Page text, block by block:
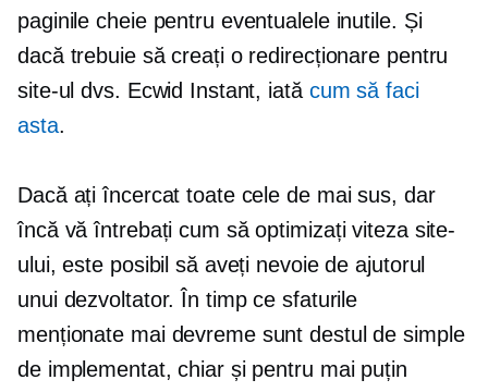
paginile cheie pentru eventualele inutile. Și
dacă trebuie să creați o redirecționare pentru
site-ul dvs. Ecwid Instant, iată cum să faci
asta.
Dacă ați încercat toate cele de mai sus, dar
încă vă întrebați cum să optimizați viteza site-
ului, este posibil să aveți nevoie de ajutorul
unui dezvoltator. În timp ce sfaturile
menționate mai devreme sunt destul de simple
de implementat, chiar și pentru mai puțin